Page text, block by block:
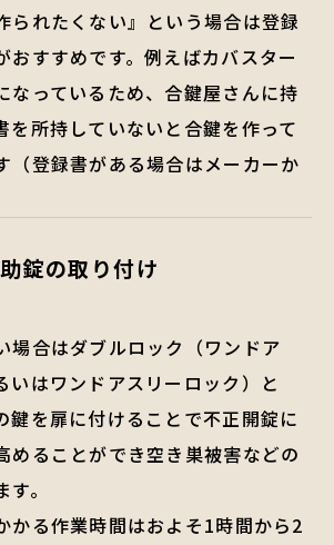
られたくない』という場合は登録
おすすめです。例えばカバスター
なっているため、合鍵屋さんに持
を所持していないと合鍵を作って
（登録書がある場合はメーカーか
錠の取り付け
場合はダブルロック（ワンドア
いはワンドアスリーロック）と
鍵を扉に付けることで不正開錠に
めることができ空き巣被害などの
。
かる作業時間はおよそ1時間から2